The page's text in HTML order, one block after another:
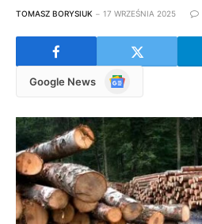
TOMASZ BORYSIUK 17 WRZEŚNIA 2025
Google News
Google